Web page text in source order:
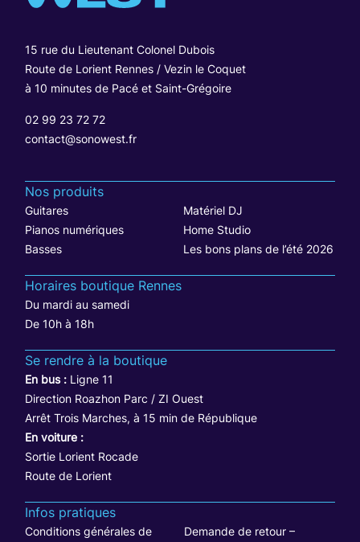
15 rue du Lieutenant Colonel Dubois
Route de Lorient Rennes / Vezin le Coquet
à 10 minutes de Pacé et Saint-Grégoire
02 99 23 72 72
contact@sonowest.fr
Nos produits
Guitares
Matériel DJ
Pianos numériques
Home Studio
Basses
Les bons plans de l’été 2026
Horaires boutique Rennes
Du mardi au samedi
De 10h à 18h
Se rendre à la boutique
En bus : Ligne 11
Direction Roazhon Parc / ZI Ouest
Arrêt Trois Marches, à 15 min de République
En voiture :
Sortie Lorient Rocade
Route de Lorient
Infos pratiques
Conditions générales de Demande de retour –